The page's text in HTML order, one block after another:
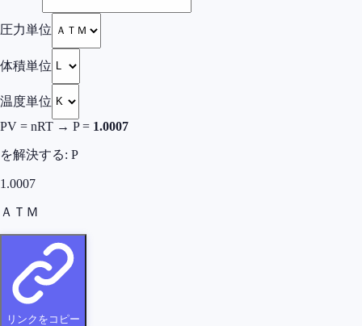
圧力単位
体積単位
温度単位
PV = nRT → P = 1.0007
を解決する: P
1.0007
ＡＴＭ
リンクをコピー